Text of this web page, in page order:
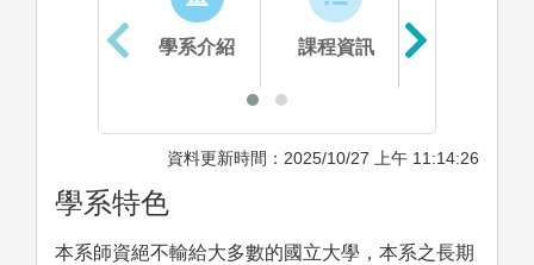
學系介紹 課程資訊
資料更新時間：2025/10/27 上午 11:14:26
學系特色
本系師資絕不輸給大多數的國立大學，本系之長期